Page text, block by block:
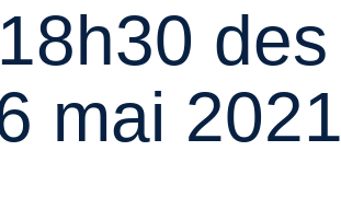
des
mai 2021